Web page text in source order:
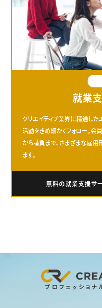
就業
クリエイティブ業界に精通し
活動をきめ細かくフォロー。会
から請負まで、さまざまな雇
ます。
無料の就業支援サ
プロフェッショ